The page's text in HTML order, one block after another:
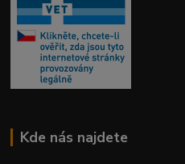
Kde nás najdete